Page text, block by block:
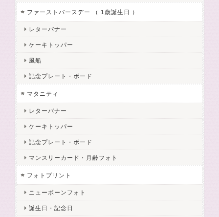
ファーストバースデー （ 1歳誕生日 ）
レターバナー
ケーキトッパー
風船
記念プレート・ボード
マタニティ
レターバナー
ケーキトッパー
記念プレート・ボード
マンスリーカード・月齢フォト
フォトプリント
ニューボーンフォト
誕生日・記念日